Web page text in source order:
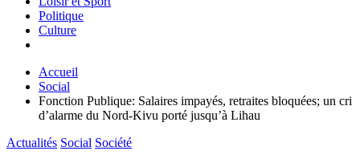
Politique
Culture
Accueil
Social
Fonction Publique: Salaires impayés, retraites bloquées; un cri
d’alarme du Nord-Kivu porté jusqu’à Lihau
Actualités Social Société